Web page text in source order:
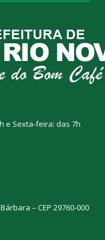
e Sexta-feira: das 7h
– CEP 29760-000